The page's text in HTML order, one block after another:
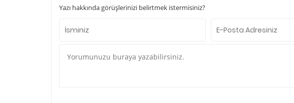
Yazı hakkında görüşlerinizi belirtmek istermisiniz?